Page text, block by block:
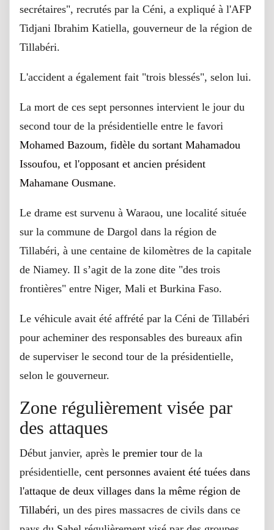
secrétaires", recrutés par la Céni, a expliqué à l'AFP
Tidjani Ibrahim Katiella, gouverneur de la région de
Tillabéri.
L'accident a également fait "trois blessés", selon lui.
La mort de ces sept personnes intervient le jour du
second tour de la présidentielle entre le favori
Mohamed Bazoum, fidèle du sortant Mahamadou
Issoufou, et l'opposant et ancien président
Mahamane Ousmane.
Le drame est survenu à Waraou, une localité située
sur la commune de Dargol dans la région de
Tillabéri, à une centaine de kilomètres de la capitale
de Niamey. Il s’agit de la zone dite "des trois
frontières" entre Niger, Mali et Burkina Faso.
Le véhicule avait été affrété par la Céni de Tillabéri
pour acheminer des responsables des bureaux afin
de superviser le second tour de la présidentielle,
selon le gouverneur.
Zone régulièrement visée par
des attaques
Début janvier, après le premier tour de la
présidentielle, cent personnes avaient été tuées dans
l'attaque de deux villages dans la même région de
Tillabéri, un des pires massacres de civils dans ce